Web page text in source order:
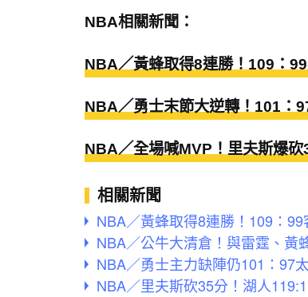
NBA相關新聞：
NBA／黃蜂取得8連勝！109：
NBA／勇士末節大逆轉！101
NBA／全場喊MVP！里夫斯爆
相關新聞
NBA／黃蜂取得8連勝！109：
NBA／公牛大清倉！與雷霆、
NBA／勇士主力缺陣仍101：
NBA／里夫斯砍35分！湖人